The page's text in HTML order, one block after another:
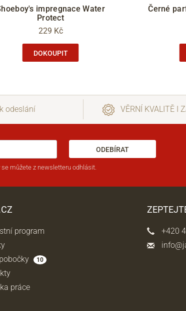
impregnace Water
Protect
229 Kč
DOKOUPIT
Černé
odeslání VĚRNÍ KVALITĚ I
ODEBÍRAT
se můžete z newsletteru odhlásit.
program
10
práce
+420